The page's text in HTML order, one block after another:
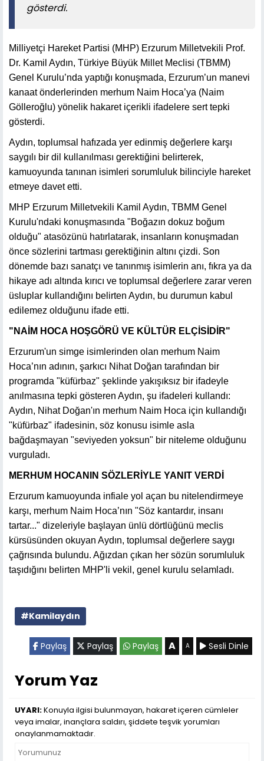
gösterdi.
Milliyetçi Hareket Partisi (MHP) Erzurum Milletvekili Prof.
Dr. Kamil Aydın, Türkiye Büyük Millet Meclisi (TBMM)
Genel Kurulu’nda yaptığı konuşmada, Erzurum’un manevi
kanaat önderlerinden merhum Naim Hoca’ya (Naim
Gölleroğlu) yönelik hakaret içerikli ifadelere sert tepki
gösterdi.
Aydın, toplumsal hafızada yer edinmiş değerlere karşı
saygılı bir dil kullanılması gerektiğini belirterek,
kamuoyunda tanınan isimleri sorumluluk bilinciyle hareket
etmeye davet etti.
MHP Erzurum Milletvekili Kamil Aydın, TBMM Genel
Kurulu'ndaki konuşmasında "Boğazın dokuz boğum
olduğu" atasözünü hatırlatarak, insanların konuşmadan
önce sözlerini tartması gerektiğinin altını çizdi. Son
dönemde bazı sanatçı ve tanınmış isimlerin anı, fıkra ya da
hikaye adı altında kırıcı ve toplumsal değerlere zarar veren
üsluplar kullandığını belirten Aydın, bu durumun kabul
edilemez olduğunu ifade etti.
"NAİM HOCA HOŞGÖRÜ VE KÜLTÜR ELÇİSİDİR"
Erzurum'un simge isimlerinden olan merhum Naim
Hoca’nın adının, şarkıcı Nihat Doğan tarafından bir
programda "küfürbaz" şeklinde yakışıksız bir ifadeyle
anılmasına tepki gösteren Aydın, şu ifadeleri kullandı:
Aydın, Nihat Doğan'ın merhum Naim Hoca için kullandığı
"küfürbaz" ifadesinin, söz konusu isimle asla
bağdaşmayan "seviyeden yoksun" bir niteleme olduğunu
vurguladı.
MERHUM HOCANIN SÖZLERİYLE YANIT VERDİ
Erzurum kamuoyunda infiale yol açan bu nitelendirmeye
karşı, merhum Naim Hoca’nın "Söz kantardır, insanı
tartar..." dizeleriyle başlayan ünlü dörtlüğünü meclis
kürsüsünden okuyan Aydın, toplumsal değerlere saygı
çağrısında bulundu. Ağızdan çıkan her sözün sorumluluk
taşıdığını belirten MHP'li vekil, genel kurulu selamladı.
#Kamilaydın
Paylaş Paylaş Paylaş A A Sesli Dinle
Yorum Yaz
UYARI:Konuyla ilgisi bulunmayan, hakaret içeren cümleler
veya imalar, inançlara saldırı, şiddete teşvik yorumları
onaylanmamaktadır.